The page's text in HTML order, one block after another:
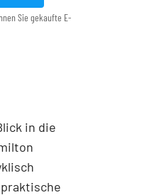
Sie gekaufte E-
in die